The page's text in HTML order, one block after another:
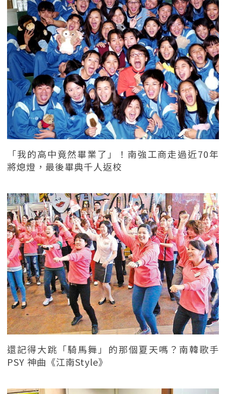
「我的高中竟然畢業了」！南強工商走過近70年
將熄燈，最後畢典千人返校
還記得大跳「騎馬舞」的那個夏天嗎？南韓歌手
PSY 神曲《江南Style》